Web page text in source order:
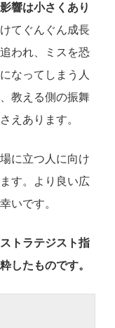
響は小さくあり
てぐんぐん成長
われ、ミスを恐
なってしまう人
教える側の振舞
えあります。
に立つ人に向け
す。より良い広
いです。
トラテジスト指
したものです。